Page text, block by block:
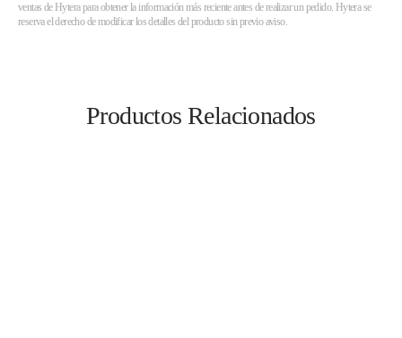
ventas de Hytera para obtener la información más reciente antes de realizar un pedido. Hytera se
reserva el derecho de modificar los detalles del producto sin previo aviso.
Productos Relacionados